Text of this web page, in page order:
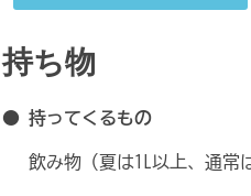
持ち物
● 持ってくるもの
飲み物（夏は1L以上、通常は